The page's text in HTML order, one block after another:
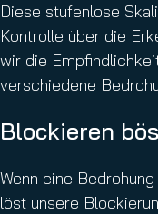
Diese stufenlose
Kontrolle über die
wir die
verschiedene
Blockieren
Wenn eine
löst unsere